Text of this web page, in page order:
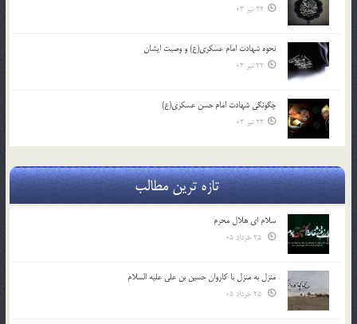
22 تیر 03
نحوه شهادت امام عسکری(ع) و وصیت ایشان
22 تیر 03
چگونگی شهادت امام حسن عسکری(ع)
22 تیر 03
تازه ترین مطالب
سلام ای هلال محرم
منزل به منزل با کاروان حسین بن علی علیه السلام